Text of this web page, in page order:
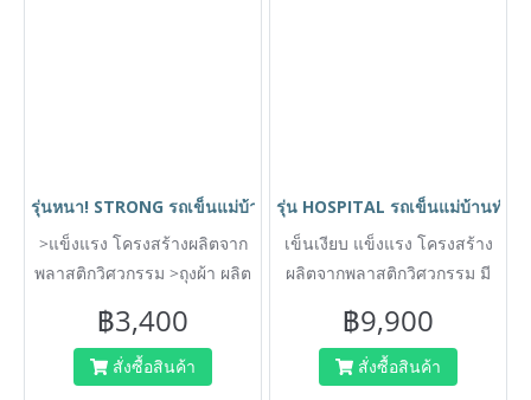
รุ่นหนา! STRONG รถเข็นแม่บ้านทำความสะอาด รถเข็นทำความสะ
>แข็งแรง โครงสร้างผลิตจาก
พลาสติกวิศวกรรม >ถุงผ้า ผลิต
ง่าย
฿3,400
สั่งซื้อสินค้า
รุ่น HOSPITAL รถเข็นแม่บ้านทำ
เข็นเงียบ แข็งแรง โครงสร้าง
ผลิตจากพลาสติกวิศวกรรม มี
PVC หนา ล้างทำความสะอาด
ง่าย
฿9,900
สั่งซื้อสินค้า